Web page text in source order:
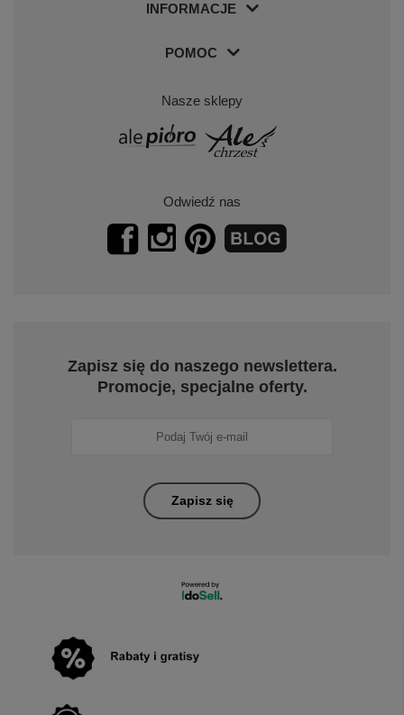
INFORMACJE
POMOC
Nasze sklepy
Odwiedź nas
Zapisz się do naszego newslettera.
Promocje, specjalne oferty.
Zapisz się